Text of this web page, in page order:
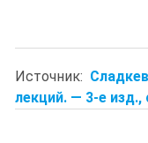
Источник:
лекций. — 3-е изд.,